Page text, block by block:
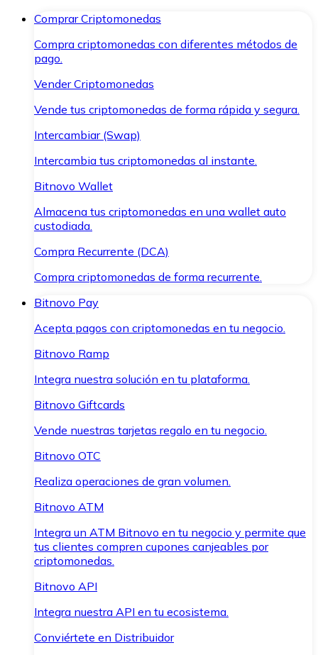
Comprar Criptomonedas
Compra criptomonedas con diferentes métodos de
pago.
Vender Criptomonedas
Vende tus criptomonedas de forma rápida y segura.
Intercambiar (Swap)
Intercambia tus criptomonedas al instante.
Bitnovo Wallet
Almacena tus criptomonedas en una wallet auto
custodiada.
Compra Recurrente (DCA)
Compra criptomonedas de forma recurrente.
Bitnovo Pay
Acepta pagos con criptomonedas en tu negocio.
Bitnovo Ramp
Integra nuestra solución en tu plataforma.
Bitnovo Giftcards
Vende nuestras tarjetas regalo en tu negocio.
Bitnovo OTC
Realiza operaciones de gran volumen.
Bitnovo ATM
Integra un ATM Bitnovo en tu negocio y permite que
tus clientes compren cupones canjeables por
criptomonedas.
Bitnovo API
Integra nuestra API en tu ecosistema.
Conviértete en Distribuidor